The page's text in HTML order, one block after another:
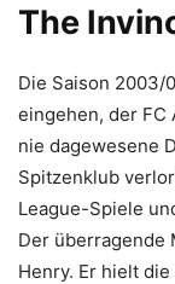
The
Die Saison 2003/
eingehen, der FC
nie dagewesene
Spitzenklub
League-Spiele
Der überragende
Henry. Er hielt